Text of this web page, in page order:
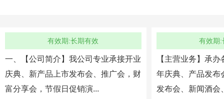
有效期:长期有效
一、【公司简介】我公司专业承接开业
庆典、新产品上市发布会、推广会，财
富分享会，节假日促销演...
有效期:
【主营业务】承
年庆典、产品发布
发布会、新闻酒会